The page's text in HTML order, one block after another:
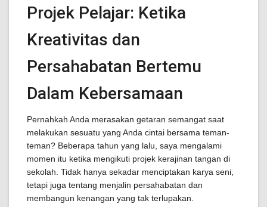
Projek Pelajar: Ketika
Kreativitas dan
Persahabatan Bertemu
Dalam Kebersamaan
Pernahkah Anda merasakan getaran semangat saat
melakukan sesuatu yang Anda cintai bersama teman-
teman? Beberapa tahun yang lalu, saya mengalami
momen itu ketika mengikuti projek kerajinan tangan di
sekolah. Tidak hanya sekadar menciptakan karya seni,
tetapi juga tentang menjalin persahabatan dan
membangun kenangan yang tak terlupakan.